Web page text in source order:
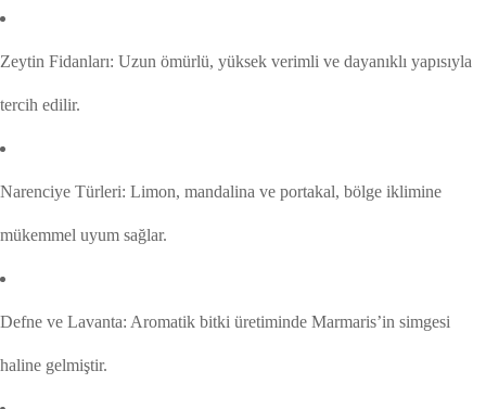
Zeytin Fidanları: Uzun ömürlü, yüksek verimli ve dayanıklı yapısıyla
tercih edilir.
Narenciye Türleri: Limon, mandalina ve portakal, bölge iklimine
mükemmel uyum sağlar.
Defne ve Lavanta: Aromatik bitki üretiminde Marmaris’in simgesi
haline gelmiştir.